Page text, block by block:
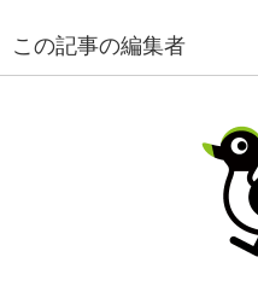
この記事の編集者